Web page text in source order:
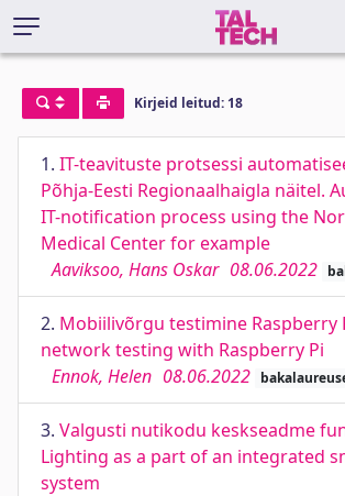
Kirjeid leitud: 18
1. IT-teavituste protsessi
Põhja-Eesti Regionaalhaigla näitel.
IT-notification process using the
Medical Center for example
Aaviksoo, Hans Oskar 08.06.2022
2. Mobiilivõrgu testimine Raspberry
network testing with Raspberry Pi
Ennok, Helen 08.06.2022
3. Valgusti nutikodu keskseadme
Lighting as a part of an integrated
system